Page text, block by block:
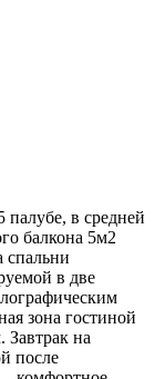
в средней
балкона 5м2
спальни
в две
зона гостиной
Завтрак на
после